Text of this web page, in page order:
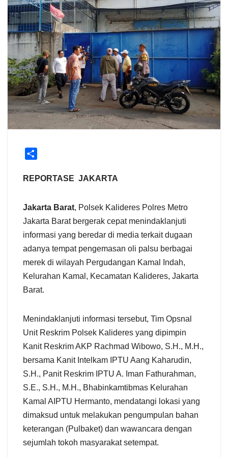
a
REPORTASE JAKARTA
Jakarta Barat, Polsek Kalideres Polres Metro
Jakarta Barat bergerak cepat menindaklanjuti
informasi yang beredar di media terkait dugaan
adanya tempat pengemasan oli palsu berbagai
merek di wilayah Pergudangan Kamal Indah,
Kelurahan Kamal, Kecamatan Kalideres, Jakarta
Barat.
Menindaklanjuti informasi tersebut, Tim Opsnal
Unit Reskrim Polsek Kalideres yang dipimpin
Kanit Reskrim AKP Rachmad Wibowo, S.H., M.H.,
bersama Kanit Intelkam IPTU Aang Kaharudin,
S.H., Panit Reskrim IPTU A. Iman Fathurahman,
S.E., S.H., M.H., Bhabinkamtibmas Kelurahan
Kamal AIPTU Hermanto, mendatangi lokasi yang
dimaksud untuk melakukan pengumpulan bahan
keterangan (Pulbaket) dan wawancara dengan
sejumlah tokoh masyarakat setempat.